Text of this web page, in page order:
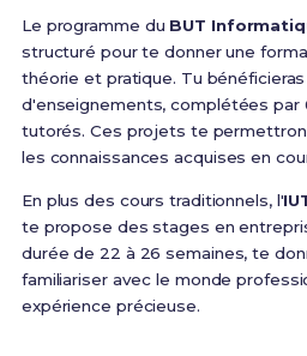
Le programme du BUT
structuré pour te donner une
théorie et pratique. Tu
d'enseignements, complétées
tutorés. Ces projets te
les connaissances acquises en
En plus des cours traditionnels, l'
te propose des stages en
durée de 22 à 26 semaines, te
familiariser avec le monde
expérience précieuse.